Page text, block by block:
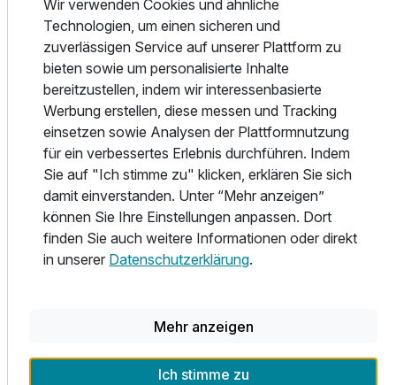
Doppelzimmer Premium Komfort
2 Erwachsene
Ausstattung
Für 4 Tage p.P. ab247,75 €
1 Erwachsenen und 1 Kind
Lage & Umgebung
Wir verwenden Cookies und ähnliche
Technologien, um einen sicheren und
zuverlässigen Service auf unserer Plattform zu
bieten sowie um personalisierte Inhalte
bereitzustellen, indem wir interessenbasierte
Werbung erstellen, diese messen und Tracking
einsetzen sowie Analysen der Plattformnutzung
für ein verbessertes Erlebnis durchführen. Indem
Sie auf "Ich stimme zu" klicken, erklären Sie sich
damit einverstanden. Unter “Mehr anzeigen”
können Sie Ihre Einstellungen anpassen. Dort
finden Sie auch weitere Informationen oder direkt
in unserer Datenschutzerklärung.
Mehr anzeigen
Ich stimme zu